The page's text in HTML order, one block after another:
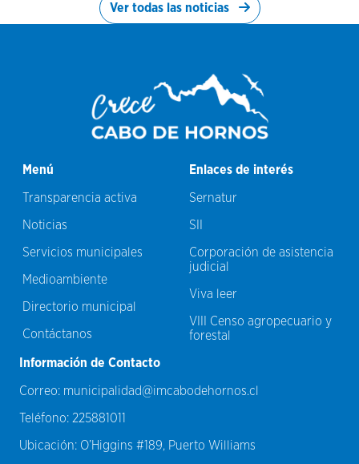
Ver todas las noticias
Menú
Transparencia activa
Noticias
Servicios municipales
Medioambiente
Directorio municipal
Contáctanos
Enlaces de interés
Sernatur
SII
Corporación de asistencia
judicial
Viva leer
VIII Censo agropecuario y
forestal
Información de Contacto
Correo: municipalidad@imcabodehornos.cl
Teléfono: 225881011
Ubicación: O’Higgins #189, Puerto Williams